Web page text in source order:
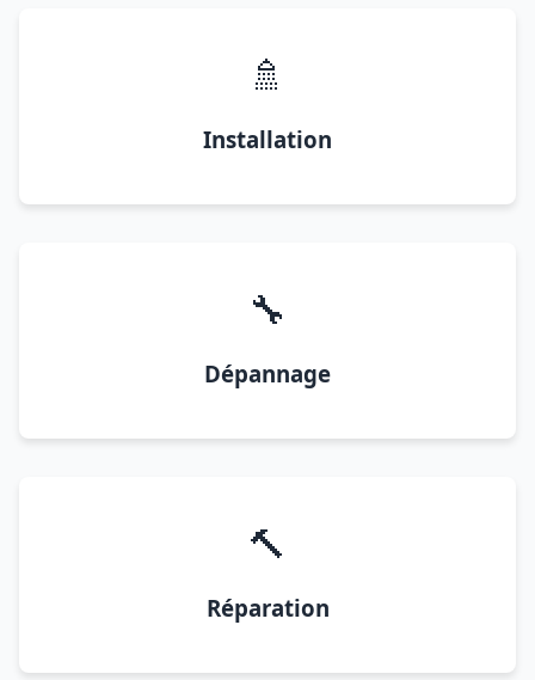
🚿
Installation
🔧
Dépannage
🔨
Réparation